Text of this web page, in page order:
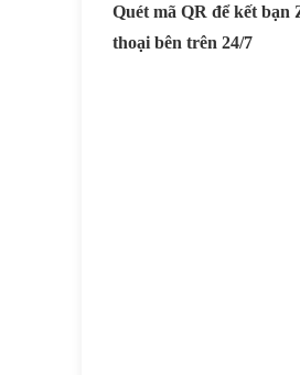
Quét mã QR để kết bạn
thoại bên trên 24/7